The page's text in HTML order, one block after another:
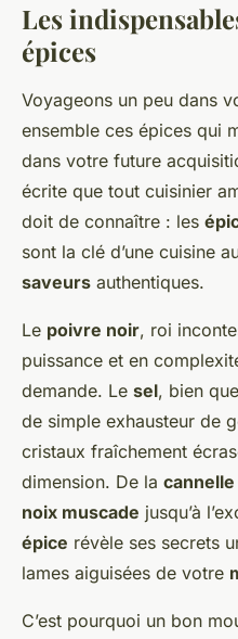
Les
épices
Voyageons un peu dans
ensemble ces épices qui
dans votre future
écrite que tout cuisinier
doit de connaître : les
sont la clé d’une cuisine
saveurs authentiques.
Le poivre noir, roi
puissance et en
demande. Le sel, bien
de simple exhausteur de
cristaux fraîchement
dimension. De la cannelle
noix muscade jusqu’à
épice révèle ses secrets
lames aiguisées de votre
C’est pourquoi un bon